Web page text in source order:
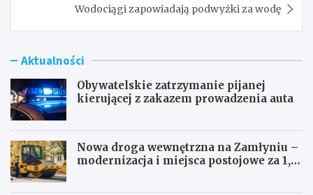
Wodociągi zapowiadają podwyżki za wodę
Aktualności
Obywatelskie zatrzymanie pijanej
kierującej z zakazem prowadzenia auta
Nowa droga wewnętrzna na Zamłyniu –
modernizacja i miejsca postojowe za 1,1